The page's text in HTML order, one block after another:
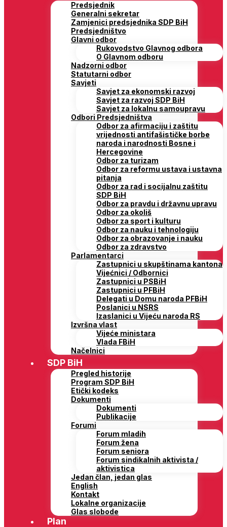
Predsjednik
Generalni sekretar
Zamjenici predsjednika SDP BiH
Predsjedništvo
Glavni odbor
Rukovodstvo Glavnog odbora
O Glavnom odboru
Nadzorni odbor
Statutarni odbor
Savjeti
Savjet za ekonomski razvoj
Savjet za razvoj SDP BiH
Savjet za lokalnu samoupravu
Odbori Predsjedništva
Odbor za afirmaciju i zaštitu
vrijednosti antifašističke borbe
naroda i narodnosti Bosne i
Hercegovine
Odbor za turizam
Odbor za reformu ustava i ustavna
pitanja
Odbor za rad i socijalnu zaštitu
SDP BiH
Odbor za pravdu i državnu upravu
Odbor za okoliš
Odbor za sport i kulturu
Odbor za nauku i tehnologiju
Odbor za obrazovanje i nauku
Odbor za zdravstvo
Parlamentarci
Zastupnici u skupštinama kantona
Vijećnici / Odbornici
Zastupnici u PSBiH
Zastupnici u PFBiH
Delegati u Domu naroda PFBiH
Poslanici u NSRS
Izaslanici u Vijeću naroda RS
Izvršna vlast
Vijeće ministara
Vlada FBiH
Načelnici
SDP BiH
Pregled historije
Program SDP BiH
Etički kodeks
Dokumenti
Dokumenti
Publikacije
Forumi
Forum mladih
Forum žena
Forum seniora
Forum sindikalnih aktivista /
aktivistica
Jedan član, jedan glas
English
Kontakt
Lokalne organizacije
Glas slobode
Plan